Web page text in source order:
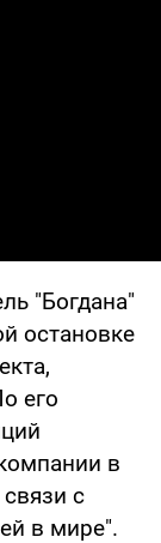
"Богдана"
остановке
его
в
с
в мире".